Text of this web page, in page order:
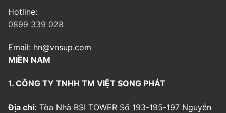
Hotline:
0899 339 028
Email: hn@vnsup.com
MIỀN NAM
1. CÔNG TY TNHH TM VIỆT SONG PHÁT
Địa chỉ: Tòa Nhà BSI TOWER Số 193-195-197 Nguyễn